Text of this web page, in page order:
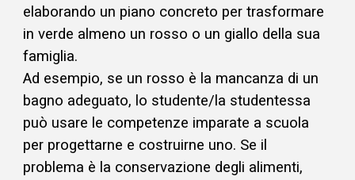
elaborando un piano concreto per trasformare
in verde almeno un rosso o un giallo della sua
famiglia.
Ad esempio, se un rosso è la mancanza di un
bagno adeguato, lo studente/la studentessa
può usare le competenze imparate a scuola
per progettarne e costruirne uno. Se il
problema è la conservazione degli alimenti,